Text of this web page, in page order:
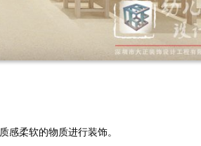
感柔软的物质进行装饰。